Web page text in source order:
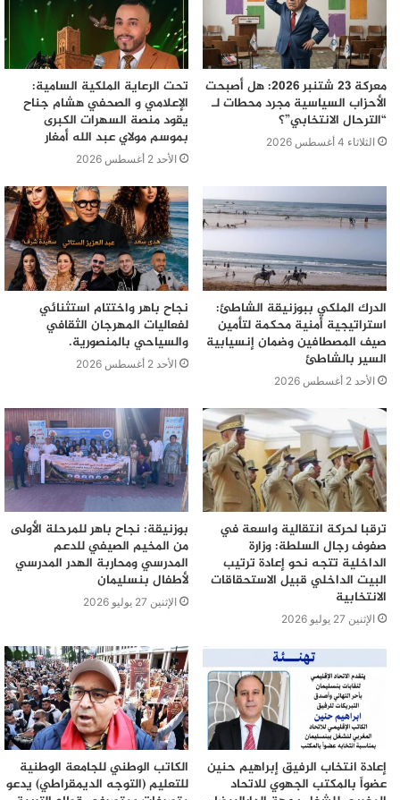
معركة 23 شتنبر 2026: هل أصبحت
الأحزاب السياسية مجرد محطات لـ
“الترحال الانتخابي”؟
الثلاثاء 4 أغسطس 2026
تحت الرعاية الملكية السامية:
الإعلامي و الصحفي هشام جناح
يقود منصة السهرات الكبرى
بموسم مولاي عبد الله أمغار
الأحد 2 أغسطس 2026
الدرك الملكي ببوزنيقة الشاطئ:
استراتيجية أمنية محكمة لتأمين
صيف المصطافين وضمان إنسيابية
السير بالشاطئ
الأحد 2 أغسطس 2026
نجاح باهر واختتام استثنائي
لفعاليات المهرجان الثقافي
والسياحي بالمنصورية.
الأحد 2 أغسطس 2026
ترقبا لحركة انتقالية واسعة في
صفوف رجال السلطة: وزارة
الداخلية تتجه نحو إعادة ترتيب
البيت الداخلي قبيل الاستحقاقات
الانتخابية
الإثنين 27 يوليو 2026
بوزنيقة: نجاح باهر للمرحلة الأولى
من المخيم الصيفي للدعم
المدرسي ومحاربة الهدر المدرسي
لأطفال بنسليمان
الإثنين 27 يوليو 2026
إعادة انتخاب الرفيق إبراهيم حنين
عضواً بالمكتب الجهوي للاتحاد
الكاتب الوطني للجامعة الوطنية
للتعليم (التوجه الديمقراطي) يدعو